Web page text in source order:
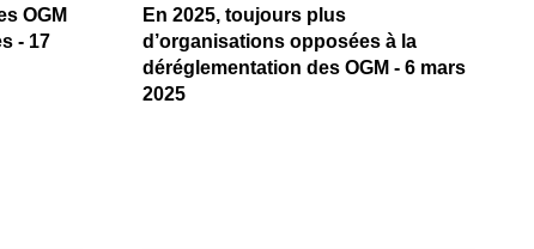
OGM
- 17
En 2025, toujours plus
d’organisations opposées à la
déréglementation des OGM - 6 mars
2025